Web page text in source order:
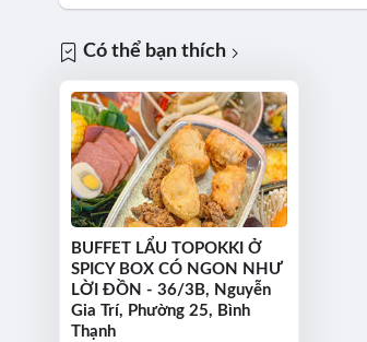
Có thể bạn thích
BUFFET LẨU TOPOKKI Ở
SPICY BOX CÓ NGON NHƯ
LỜI ĐỒN - 36/3B, Nguyễn
Gia Trí, Phường 25, Bình
Thạnh